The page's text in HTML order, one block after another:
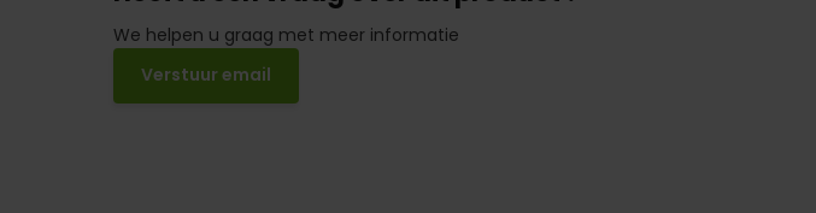
We helpen u graag met meer informatie
Verstuur email